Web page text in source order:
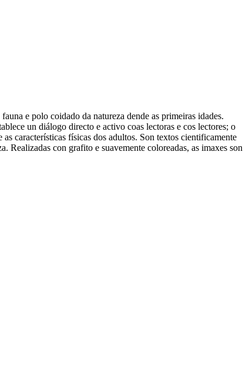
e polo coidado da natureza dende as primeiras idades.
un diálogo directo e activo coas lectoras e cos lectores; o
características físicas dos adultos. Son textos cientificamente
Realizadas con grafito e suavemente coloreadas, as imaxes son